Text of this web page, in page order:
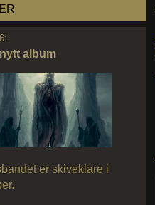
album
er skiveklare i